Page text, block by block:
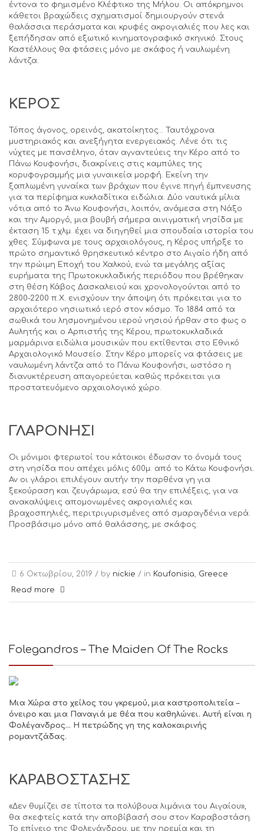
έντονα το φημισμένο Κλέφτικο της Μήλου. Οι απόκρημνοι
κάθετοι βραχώδεις σχηματισμοί δημιουργούν στενά
θαλάσσια περάσματα και κρυφές ακρογιαλιές που λες και
ξεπήδησαν από εξωτικό κινηματογραφικό σκηνικό. Στους
Καστέλλους θα φτάσεις μόνο με σκάφος ή ναυλωμένη
λάντζα.
ΚΕΡΟΣ
Τόπος άγονος, ορεινός, ακατοίκητος… Ταυτόχρονα
μυστηριακός και ανεξήγητα ενεργειακός. Λένε ότι τις
νύχτες με πανσέληνο, όταν αγναντεύεις την Κέρο από το
Πάνω Κουφονήσι, διακρίνεις στις καμπύλες της
κορυφογραμμής μια γυναικεία μορφή. Εκείνη την
ξαπλωμένη γυναίκα των βράχων που έγινε πηγή έμπνευσης
για τα περίφημα κυκλαδίτικα ειδώλια. Δύο ναυτικά μίλια
νότια από το Άνω Κουφονήσι, λοιπόν, ανάμεσα στη Νάξο
και την Αμοργό, μια βουβή σήμερα αινιγματική νησίδα με
έκταση 15 τ.χλμ. έχει να διηγηθεί μια σπουδαία ιστορία του
χθες. Σύμφωνα με τους αρχαιολόγους, η Κέρος υπήρξε το
πρώτο σημαντικό θρησκευτικό κέντρο στο Αιγαίο ήδη από
την πρώιμη Εποχή του Χαλκού, ενώ τα μεγάλης αξίας
ευρήματα της Πρωτοκυκλαδικής περιόδου που βρέθηκαν
στη θέση Κάβος Δασκαλειού και χρονολογούνται από το
2800-2200 π.Χ. ενισχύουν την άποψη ότι πρόκειται για το
αρχαιότερο νησιωτικό ιερό στον κόσμο. Το 1884 από τα
σωθικά του λησμονημένου ιερού νησιού ήρθαν στο φως ο
Αυλητής και ο Αρπιστής της Κέρου, πρωτοκυκλαδικά
μαρμάρινα ειδώλια μουσικών που εκτίθενται στο Εθνικό
Αρχαιολογικό Μουσείο. Στην Κέρο μπορείς να φτάσεις με
ναυλωμένη λάντζα από το Πάνω Κουφονήσι, ωστόσο η
διανυκτέρευση απαγορεύεται καθώς πρόκειται για
προστατευόμενο αρχαιολογικό χώρο.
ΓΛΑΡΟΝΗΣΙ
Οι μόνιμοι φτερωτοί του κάτοικοι έδωσαν το όνομά τους
στη νησίδα που απέχει μόλις 600μ. από το Κάτω Κουφονήσι.
Αν οι γλάροι επιλέγουν αυτήν την παρθένα γη για
ξεκούραση και ζευγάρωμα, εσύ θα την επιλέξεις, για να
ανακαλύψεις απομονωμένες ακρογιαλιές και
βραχοσπηλιές, περιτριγυρισμένες από σμαραγδένια νερά.
Προσβάσιμο μόνο από θαλάσσης, με σκάφος.
6 Οκτωβρίου, 2019 / by nickie / in Koufonisia, Greece
Read more
Folegandros – The Maiden Of The Rocks
Μια Χώρα στο χείλος του γκρεμού, μια καστροπολιτεία –
όνειρο και μια Παναγιά με θέα που καθηλώνει. Αυτή είναι η
Φολέγανδρος… Η πετρώδης γη της καλοκαιρινής
ρομαντζάδας.
ΚΑΡΑΒΟΣΤΑΣΗΣ
«Δεν θυμίζει σε τίποτα τα πολύβουα λιμάνια του Αιγαίου»,
θα σκεφτείς κατά την αποβίβασή σου στον Καραβοστάση.
Το επίνειο της Φολεγάνδρου, με την ηρεμία και τη